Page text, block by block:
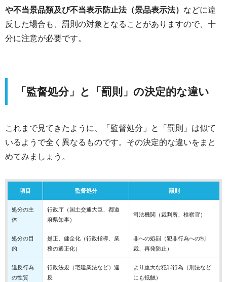
や不当景品類及び不当表示防止法（景品表示法） などに違
反した場合も、罰則の対象となることがありますので、十
分に注意が必要です。
「監督処分」と「罰則」の決定的な違い
これまで見てきたように、「監督処分」と「罰則」は似て
いるようで全く異なるものです。その決定的な違いをまと
めてみましょう。
項目 監督処分 罰則
処分の主
体
行政庁（国土交通大臣、都道
府県知事）
司法機関（裁判所、検察官）
処分の目
的
是正、健全化（行政指導、業
務の適正化）
罪への処罰（犯罪行為への制
裁、再発防止）
違反行為
の性質
行政法規（宅建業法など）違
反
より重大な犯罪行為（刑法など
にも抵触）